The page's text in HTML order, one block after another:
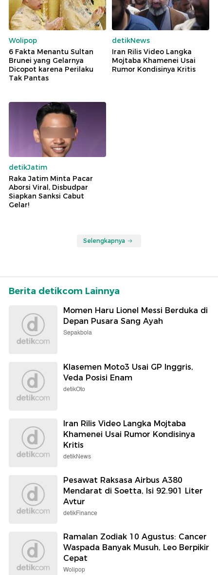
Wolipop
6 Fakta Menantu Sultan
Brunei yang Gelarnya
Dicopot karena Perilaku
Tak Pantas
detikNews
Iran Rilis Video Langka
Mojtaba Khamenei Usai
Rumor Kondisinya Kritis
detikJatim
Raka Jatim Minta Pacar
Aborsi Viral, Disbudpar
Siapkan Sanksi Cabut
Gelar!
Selengkapnya
Berita detikcom Lainnya
Momen Haru Lionel Messi Berduka di
Depan Pusara Sang Ayah
Sepakbola
Klasemen Moto3 Usai GP Inggris,
Veda Posisi Enam
detikOto
Iran Rilis Video Langka Mojtaba
Khamenei Usai Rumor Kondisinya
Kritis
detikNews
Pesawat Raksasa Airbus A380
Mendarat di Soetta, Isi 92.901 Liter
Avtur
detikFinance
Ramalan Zodiak 10 Agustus: Cancer
Waspada Banyak Musuh, Leo Berpikir
Cepat
Wolipop